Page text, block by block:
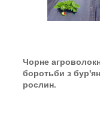
Чорне
боротьби з
рослин.